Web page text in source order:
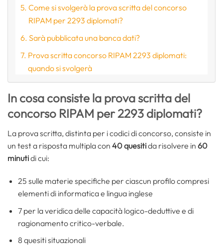
Come si svolgerà la prova scritta del concorso
RIPAM per 2293 diplomati?
Sarà pubblicata una banca dati?
Prova scritta concorso RIPAM 2293 diplomati:
quando si svolgerà
In cosa consiste la prova scritta del
concorso RIPAM per 2293 diplomati?
La prova scritta, distinta per i codici di concorso, consiste in
un test a risposta multipla con 40 quesitida risolvere in 60
minutidi cui:
25 sulle materie specifiche per ciascun profilo compresi
elementi di informatica e lingua inglese
7 per la veridica delle capacità logico-deduttive e di
ragionamento critico-verbale.
8 quesiti situazionali